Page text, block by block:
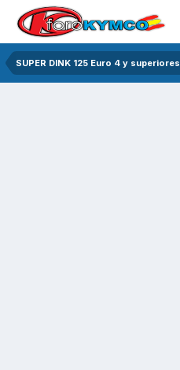
SUPER DINK 125 Euro 4 y superiores